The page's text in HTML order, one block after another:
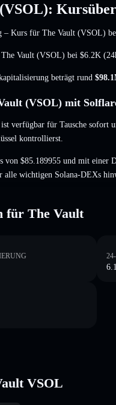
– Kurs für The Vault (VSOL)
Vault (VSOL) bei $6.2K
beträgt rund
(VSOL) mit
verfügbar für Tausche sofort
kontrollierst.
von $85.189955 und mit
alle wichtigen Solana-DEXs
für The Vault
VSOL